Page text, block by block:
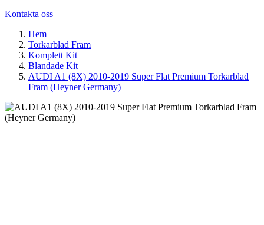
Kontakta oss
Hem
Torkarblad Fram
Komplett Kit
Blandade Kit
AUDI A1 (8X) 2010-2019 Super Flat Premium Torkarblad
Fram (Heyner Germany)